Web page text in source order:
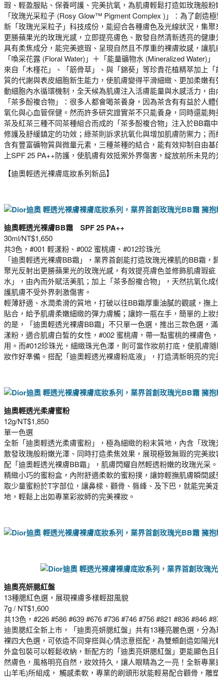
瑕、輕盈服貼、保養呵護、完美抗氧，為肌膚輕鬆打造如玫瑰般
「玫瑰光采粒子 (Rosy Glow™ Pigment Complex )」：為了創造
新「玫瑰光采粒子」科技成份，能迎合各種膚色及光線狀況，集
更勝蘋果光的玫瑰光感，立即提亮膚色、散發自然清新透亮的健
具有柔焦成分，能完美遮瑕、呈現自然且不厚重的裸膚妝感，讓
「喚采花露 (Floral Water)」＋「能量礦物水 (Mineralized Water)」
來自「木槿花」、「筋骨草」、與「錦葵」等珍貴花植精萃加上
質的代謝與表皮細胞新生能力，使肌膚變得平滑細緻、更加柔嫩
動細胞內水循環機制，全天候為肌膚注入活膚能量與水感活力，
「茶多酚複合物」：很多人都會喝茶養身，因為茶含有有益於人
氧化與心血管保健。然而許多研究證實茶不只能養身，同時還能
茶及紅茶三種不同茶種組合而成的「茶多酚複合物」注入於BB霜
修護及舒緩鎮定的功效；綠茶則訴求抗氧化與增加肌膚防禦力；
含有豐富礦物質與微量元素，三種茶種的結合，能有效抑制自由
上SPF 25 PA++防護，使肌膚有效抵禦外界傷害，綻放前所未見
【迪奧輕透光裸膚底妝系列新品】
迪奧輕透光裸膚BB霜 SPF 25 PA++
30ml/NT$1,650
共3色，#001 輕漾粉、#002 蜜桃膚、#012珍珠光
「迪奧輕透光裸膚BB霜」，業界首創能打造玫瑰光裸肌的BB霜
聚光反射出更勝蘋果光的玫瑰光感，有效提亮膚色並修飾肌膚瑕
水」，由內而外賦活美肌；加上「茶多酚複合物」，天然抗氧化
護肌膚不受外界刺激傷害。
輕薄舒適、水潤柔滑的質地，打破以往BB霜厚重油膩的觀感，撫
貼合，給予肌膚柔嫩細緻的彈力膚觸；讓妳一瓶在手，簡單的上
的是，「迪奧輕透光裸膚BB霜」不只單一色選，推出三款色選，
漾粉，適合肌膚白皙的女性，#002 蜜桃膚，帶一點蜜桃的裸膚色
用。而#012珍珠光，細緻珠光色澤，則可當作妝前打底，使肌膚
妝作好準備。搭配「迪奧輕透光裸膚粉底液」，打造清新明亮的完
迪奧輕透光柔膚蜜粉
12g/NT$1,850
單一色選
全新「迪奧輕透光柔膚蜜粉」，極為細緻的粉末質地，內含「玫
散發玫瑰般粉嫩光澤、同時打造柔焦效果，展現極致無瑕的完美
配「迪奧輕透光裸膚BB霜」，肌膚閃耀自然輕透粉嫩的玫瑰光采。
精緻小巧的蜜粉盒，內附舒適柔軟的蜜粉撲，讓妳輕撫肌膚瞬間
取少量蜜粉於T字部位，讓鼻樑、顴骨、唇峰、及下巴，就能完美
地，輕鬆上出如專業彩妝師的完美裸妝。
迪奧亮妍腮紅盤
13種腮紅色選，展現裸膚多樣輕甜風貌
7g / NT$1,600
共13色，#226 #586 #639 #676 #736 #746 #756 #821 #836 #846
迪奧腮紅全新上市，「迪奧亮妍腮紅盤」共有13種亮麗色選，分
裸四大色選，可依造不同穿搭與心情恣意搭配，為雙頰創造如陽
外盒包裝可以輕鬆收納，新配方的「迪奧亮妍腮紅盤」更能顯色
然膚色，風格明亮自然，妝效持久，讓人眼睛為之一亮！全新專
山羊毛)所組成， 觸感柔軟，專業的刷頭形狀能輕易配合顴骨，雕